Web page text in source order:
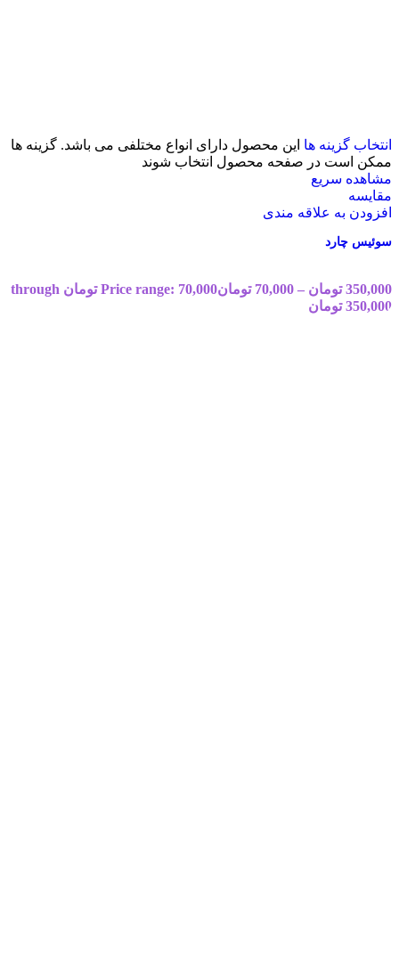
انتخاب گزینه ها این محصول دارای انواع مختلفی می باشد. گزینه ها
ممکن است در صفحه محصول انتخاب شوند
مشاهده سریع
مقایسه
افزودن به علاقه مندی
سوئیس چارد
350,000 تومان –
70,000 تومان
Price range: 70,000 تومان through
350,000 تومان